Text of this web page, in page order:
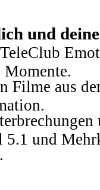
und
Momente.
Filme aus
und